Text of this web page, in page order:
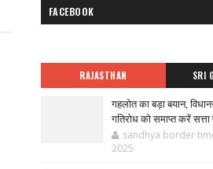
FACEBOOK
RAJASTHAN SRI
गहलोत का बड़ा बयान,
गतिरोध को समाप्त करें सत्ता
sandhya border
2025